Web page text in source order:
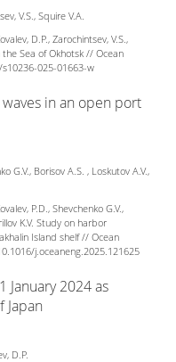
V.S., Squire V.А.
D.P., Zarochintsev, V.S.,
Sea of Okhotsk // Ocean
025-01663-w
in an open port
G.V., Borisov A.S. , Loskutov A.V.,
P.D., Shevchenko G.V.,
K.V. Study on harbor
Island shelf // Ocean
j.oceaneng.2025.121625
January 2024 as
D.P.